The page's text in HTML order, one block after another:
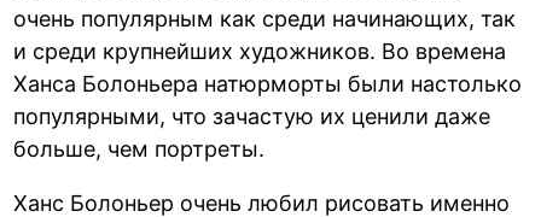
очень популярным как среди начинающих, так
и среди крупнейших художников. Во времена
Ханса Болоньера натюрморты были настолько
популярными, что зачастую их ценили даже
больше, чем портреты.
Ханс Болоньер очень любил рисовать именно